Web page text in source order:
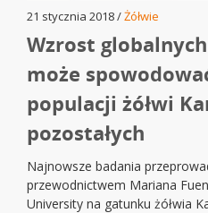
21 stycznia 2018 /Żółwie
Wzrost
może
populacji żółwi
pozostałych
Najnowsze badania
przewodnictwem Mariana
University na gatunku żółwia